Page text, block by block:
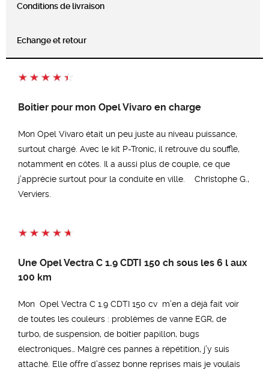
Conditions de livraison
Echange et retour
Boitier pour mon Opel Vivaro en charge
Mon Opel Vivaro était un peu juste au niveau puissance,
surtout chargé. Avec le kit P-Tronic, il retrouve du souffle,
notamment en côtes. Il a aussi plus de couple, ce que
j’apprécie surtout pour la conduite en ville. Christophe G.,
Verviers.
Une Opel Vectra C 1.9 CDTI 150 ch sous les 6 l aux
100 km
Mon Opel Vectra C 1.9 CDTI 150 cv m’en a déjà fait voir
de toutes les couleurs : problèmes de vanne EGR, de
turbo, de suspension, de boitier papillon, bugs
électroniques… Malgré ces pannes à répétition, j’y suis
attaché. Elle offre d’assez bonne reprises mais je voulais